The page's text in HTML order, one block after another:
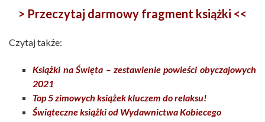
> Przeczytaj darmowy fragment książki <<
Czytaj także:
Książki na Święta – zestawienie powieści obyczajowych
2021
Top 5 zimowych książek kluczem do relaksu!
Świąteczne książki od Wydawnictwa Kobiecego